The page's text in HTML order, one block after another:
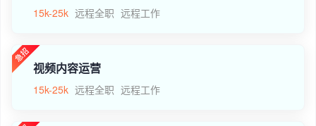
15k-25k 远程全职 远程工作
视频内容运营
15k-25k 远程全职 远程工作